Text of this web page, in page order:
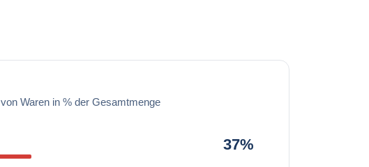
von Waren in % der Gesamtmenge
37%